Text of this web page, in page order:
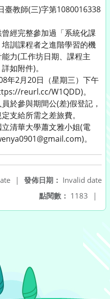
臺教師(三)字第1080016338
經完整參加過「系統化課
訓課程者之進階學習的機
力(工作坊日期、課程主
如附件)。
年2月20日（星期三）下午
reurl.cc/W1QDD)。
於參與期間公(差)假登記，
支給所需之差旅費。
清華大學蕭文雅小姐(電
。
發佈日期： Invalid date
|
點閱數： 1183 |